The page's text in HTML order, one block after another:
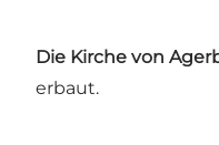
Die Kirche von
erbaut.